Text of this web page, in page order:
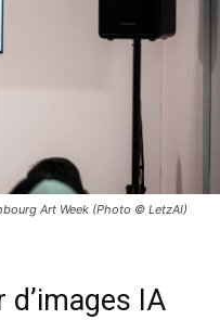
Art Week (Photo © LetzAI)
IA